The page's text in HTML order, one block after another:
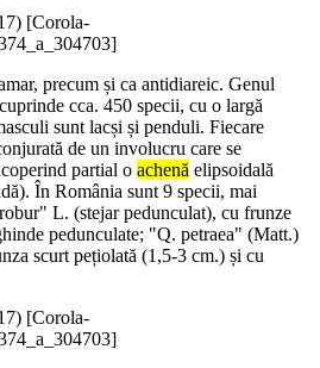
) [Corola-
precum și ca antidiareic. Genul
cca. 450 specii, cu o largă
sunt lacși și penduli. Fiecare
de un involucru care se
partial o achenă elipsoidală
În România sunt 9 specii, mai
L. (stejar pedunculat), cu frunze
pedunculate; "Q. petraea" (Matt.)
scurt pețiolată (1,5-3 cm.) și cu
) [Corola-